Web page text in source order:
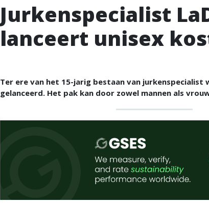
Jurkenspecialist
lanceert unisex
Ter ere van het 15-jarig bestaan van jurkenspecialist
gelanceerd. Het pak kan door zowel mannen als